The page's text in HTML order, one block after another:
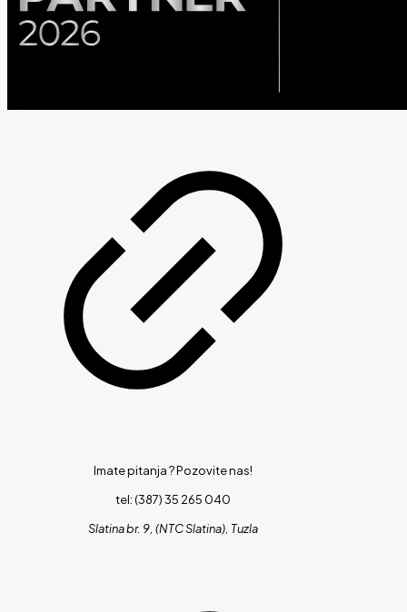
Imate pitanja ?Pozovite nas!
tel: (387) 35 265 040
Slatina br. 9, (NTC Slatina), Tuzla